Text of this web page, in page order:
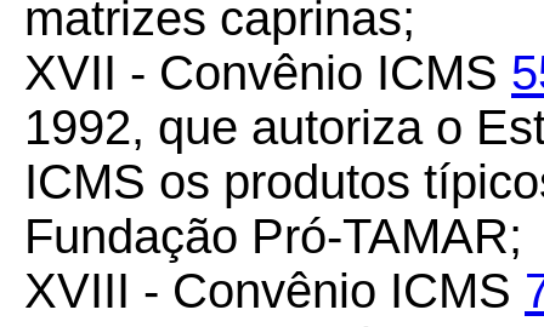
matrizes caprinas;
XVII - Convênio ICMS
1992, que autoriza o
ICMS os produtos
Fundação Pró-TAMAR;
XVIII - Convênio ICMS